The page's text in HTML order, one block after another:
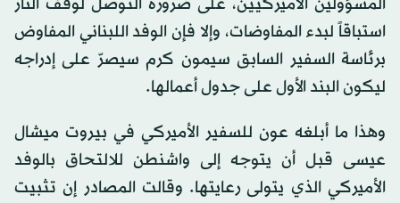
المسؤولين الأميركيين، على ضرورة التوصل لوقف النار
استباقاً لبدء المفاوضات، وإلا فإن الوفد اللبناني المفاوض
برئاسة السفير السابق سيمون كرم سيصرّ على إدراجه
ليكون البند الأول على جدول أعمالها.
وهذا ما أبلغه عون للسفير الأميركي في بيروت ميشال
عيسى قبل أن يتوجه إلى واشنطن للالتحاق بالوفد
الأميركي الذي يتولى رعايتها. وقالت المصادر إن تثبيت